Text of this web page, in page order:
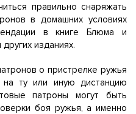
правильно снаряжать
в домашних условиях
в книге Блюма и
изданиях.
о пристрелке ружья
ту или иную дистанцию
патроны могут быть
боя ружья, а именно